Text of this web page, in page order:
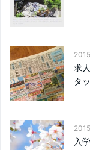
求
タ
入